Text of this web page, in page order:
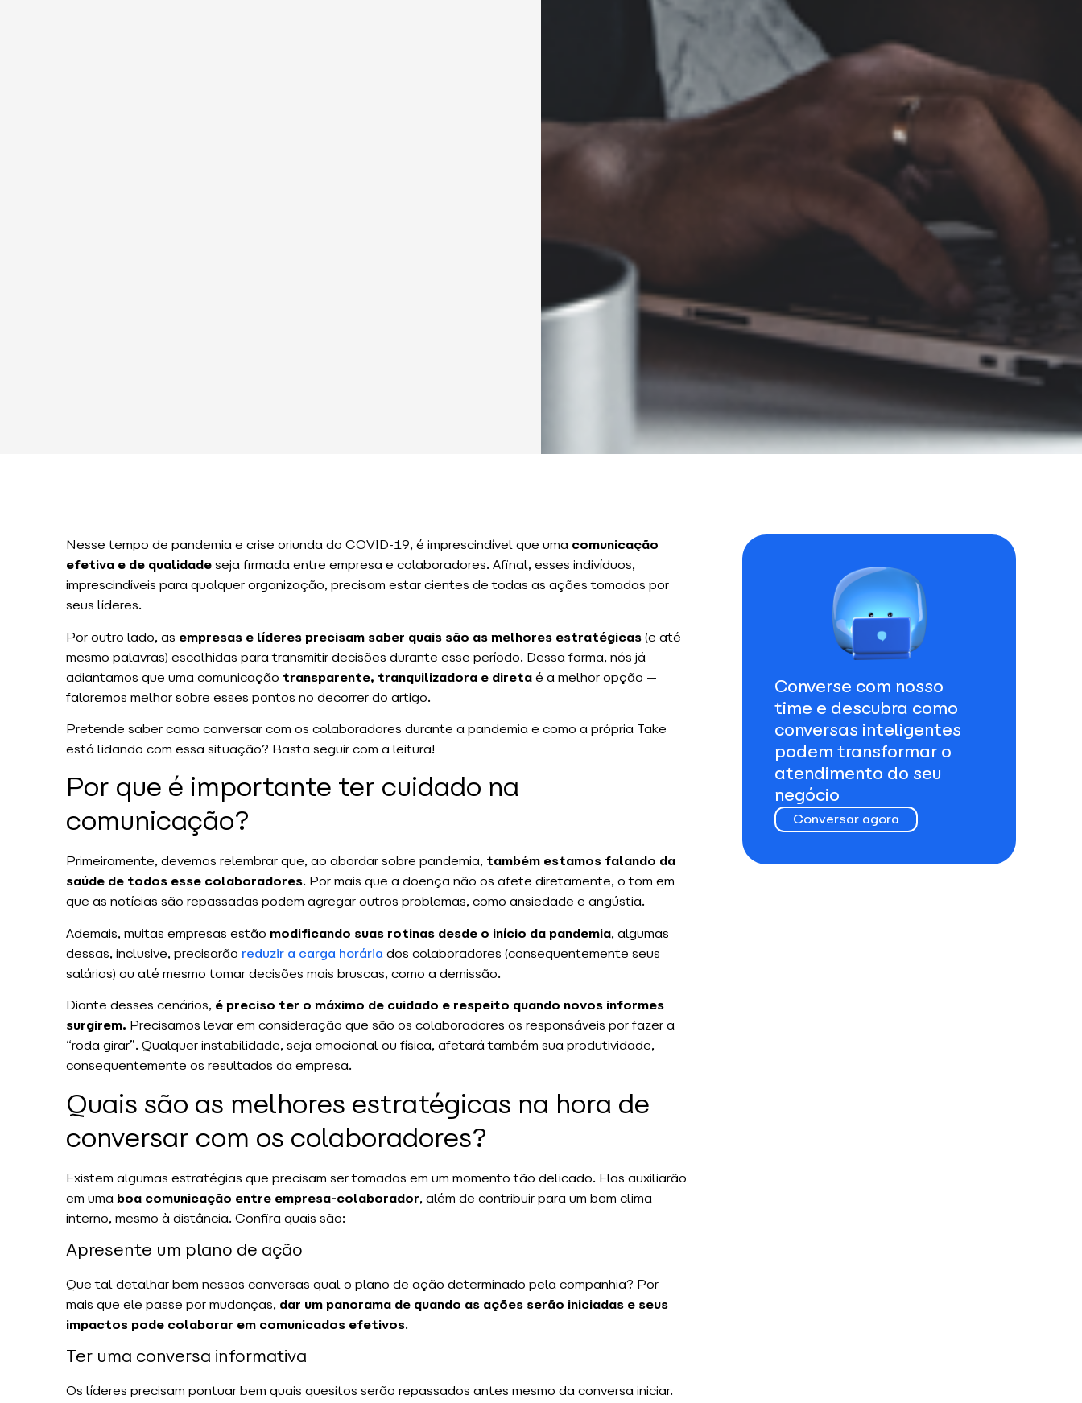
Nesse tempo de pandemia e crise oriunda do COVID-19, é imprescindível que uma comunicação
efetiva e de qualidadeseja firmada entre empresa e colaboradores. Afinal, esses indivíduos,
imprescindíveis para qualquer organização, precisam estar cientes de todas as ações tomadas por
seus líderes.
Por outro lado, as empresas e líderes precisam saber quais são as melhores estratégicas(e até
mesmo palavras) escolhidas para transmitir decisões durante esse período. Dessa forma, nós já
adiantamos que uma comunicação transparente, tranquilizadora e diretaé a melhor opção —
falaremos melhor sobre esses pontos no decorrer do artigo.
Pretende saber como conversar com os colaboradores durante a pandemia e como a própria Take
está lidando com essa situação? Basta seguir com a leitura!
Por que é importante ter cuidado na
comunicação?
Primeiramente, devemos relembrar que, ao abordar sobre pandemia, também estamos falando da
saúde de todos esse colaboradores. Por mais que a doença não os afete diretamente, o tom em
que as notícias são repassadas podem agregar outros problemas, como ansiedade e angústia.
Ademais, muitas empresas estão modificando suas rotinas desde o início da pandemia, algumas
dessas, inclusive, precisarão reduzir a carga horáriados colaboradores (consequentemente seus
salários) ou até mesmo tomar decisões mais bruscas, como a demissão.
Diante desses cenários, é preciso ter o máximo de cuidado e respeito quando novos informes
surgirem. Precisamos levar em consideração que são os colaboradores os responsáveis por fazer a
“roda girar”. Qualquer instabilidade, seja emocional ou física, afetará também sua produtividade,
consequentemente os resultados da empresa.
Quais são as melhores estratégicas na hora de
conversar com os colaboradores?
Existem algumas estratégias que precisam ser tomadas em um momento tão delicado. Elas auxiliarão
em umaboa comunicação entre empresa-colaborador, além de contribuir para um bom clima
interno, mesmo à distância. Confira quais são:
Apresente um plano de ação
Que tal detalhar bem nessas conversas qual o plano de ação determinado pela companhia? Por
mais que ele passe por mudanças, dar um panorama de quando as ações serão iniciadas e seus
impactos pode colaborar em comunicados efetivos.
Ter uma conversa informativa
Os líderes precisam pontuar bem quais quesitos serão repassados antes mesmo da conversa iniciar.
Converse com nosso
time e descubra como
conversas inteligentes
podem transformar o
atendimento do seu
negócio
Conversar agora